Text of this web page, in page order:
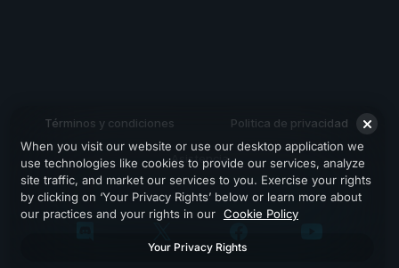
Términos y condiciones Politica de privacidad
Asistencia
When you visit our website or use our desktop application we
use technologies like cookies to provide our services, analyze
site traffic, and market our services to you. Exercise your rights
by clicking on ‘Your Privacy Rights’ below or learn more about
our practices and your rights in our Cookie Policy
Your Privacy Rights